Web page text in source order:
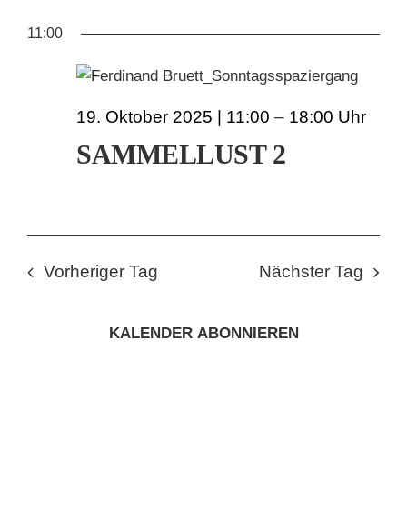
KRONBERGER MALERKOLONIE
SUCHE
FÜR
OKTOBER
wählen.
11:00
SAMMELLUST 2
19. Oktober 2025 | 11:00 – 18:00
Vorheriger Tag Nächster Tag
KALENDER ABONNIEREN